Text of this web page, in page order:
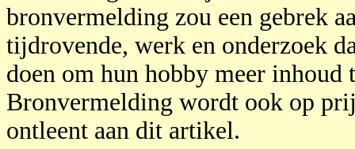
bronvermelding zou een gebrek
tijdrovende, werk en onderzoek
doen om hun hobby meer inhoud
Bronvermelding wordt ook op
ontleent aan dit artikel.